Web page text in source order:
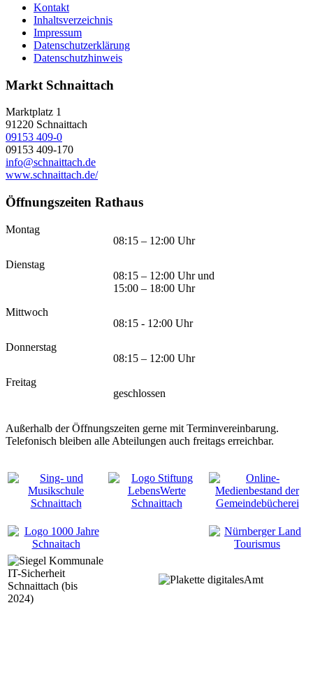
Kontakt
Inhaltsverzeichnis
Impressum
Datenschutzerklärung
Datenschutzhinweis
Markt Schnaittach
Marktplatz 1
91220 Schnaittach
09153 409-0
09153 409-170
info@schnaittach.de
www.schnaittach.de/
Öffnungszeiten Rathaus
Montag
08:15 – 12:00 Uhr
Dienstag
08:15 – 12:00 Uhr und
15:00 – 18:00 Uhr
Mittwoch
08:15 - 12:00 Uhr
Donnerstag
08:15 – 12:00 Uhr
Freitag
geschlossen
Außerhalb der Öffnungszeiten gerne mit Terminvereinbarung.
Telefonisch bleiben alle Abteilungen auch freitags erreichbar.